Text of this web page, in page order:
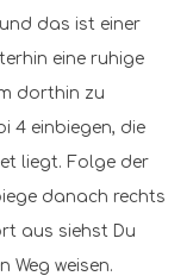
das ist einer
eine ruhige
dorthin zu
4 einbiegen, die
liegt. Folge der
danach rechts
aus siehst Du
Weg weisen.